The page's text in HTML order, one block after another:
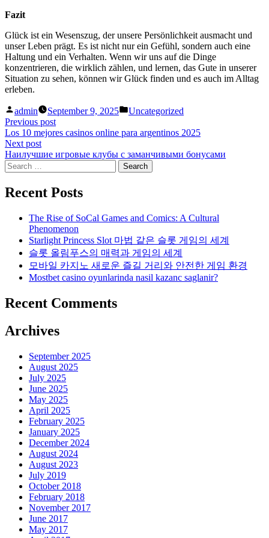
Fazit
Glück ist ein Wesenszug, der unsere Persönlichkeit ausmacht und
unser Leben prägt. Es ist nicht nur ein Gefühl, sondern auch eine
Haltung und ein Verhalten. Wenn wir uns auf die Dinge
konzentrieren, die wirklich zählen, und lernen, das Gute in unserer
Situation zu sehen, können wir Glück finden und es auch im Alltag
erleben.
Posted
by
admin September 9, 2025
Posted
Uncategorized
Post
navigation
Previous postPrevious
post:
Los 10 mejores casinos online para argentinos 2025
Next postNext
post:
Наилучшие игровые клубы с заманчивыми бонусами
Search
for:
Recent Posts
The Rise of SoCal Games and Comics: A Cultural
Phenomenon
Starlight Princess Slot 마법 같은 슬롯 게임의 세계
슬롯 올림푸스의 매력과 게임의 세계
모바일 카지노 새로운 즐길 거리와 안전한 게임 환경
Mostbet casino oyunlarinda nasil kazanc saglanir?
Recent Comments
Archives
September 2025
August 2025
July 2025
June 2025
May 2025
April 2025
February 2025
January 2025
December 2024
August 2024
August 2023
July 2019
October 2018
February 2018
November 2017
June 2017
May 2017